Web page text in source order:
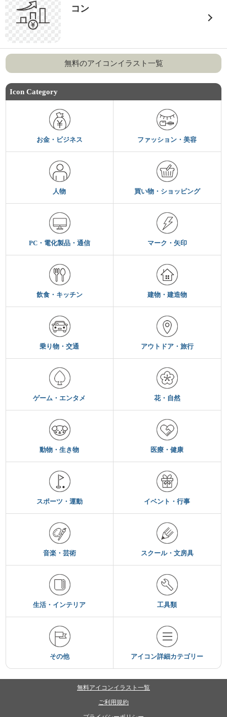
コン
無料のアイコンイラスト一覧
Icon Category
お金・ビジネス ファッション・美容
人物 買い物・ショッピング
PC・電化製品・通信 マーク・矢印
飲食・キッチン 建物・建造物
乗り物・交通 アウトドア・旅行
ゲーム・エンタメ 花・自然
動物・生き物 医療・健康
スポーツ・運動 イベント・行事
音楽・芸術 スクール・文房具
生活・インテリア 工具類
その他 アイコン詳細カテゴリー
無料アイコンイラスト一覧
ご利用規約